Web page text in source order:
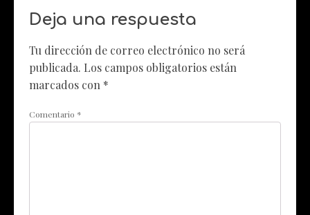
Deja una respuesta
Tu dirección de correo electrónico no será
publicada. Los campos obligatorios están
marcados con *
Comentario *